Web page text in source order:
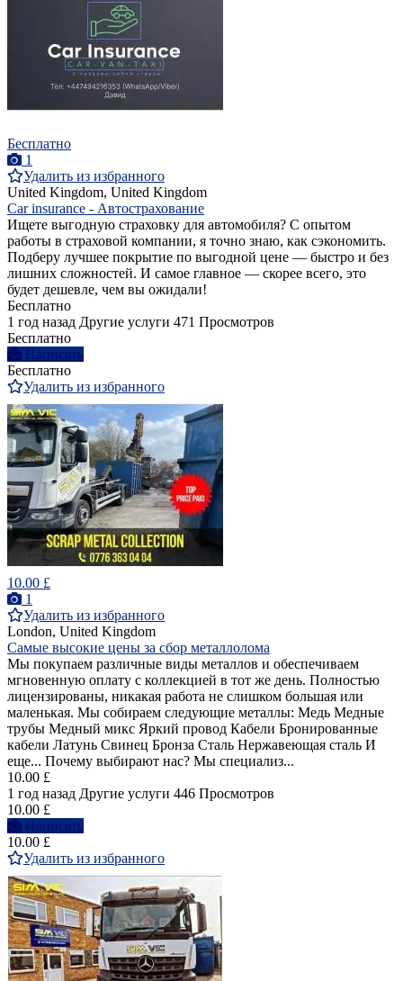
Бесплатно
1
Удалить из избранного
United Kingdom, United Kingdom
Car insurance - Автострахование
Ищете выгодную страховку для автомобиля? С опытом
работы в страховой компании, я точно знаю, как сэкономить.
Подберу лучшее покрытие по выгодной цене — быстро и без
лишних сложностей. И самое главное — скорее всего, это
будет дешевле, чем вы ожидали!
Бесплатно
1 год назад Другие услуги 471 Просмотров
Бесплатно
Написать
Бесплатно
Удалить из избранного
10.00 £
1
Удалить из избранного
London, United Kingdom
Самые высокие цены за сбор металлолома
Мы покупаем различные виды металлов и обеспечиваем
мгновенную оплату с коллекцией в тот же день. Полностью
лицензированы, никакая работа не слишком большая или
маленькая. Мы собираем следующие металлы: Медь Медные
трубы Медный микс Яркий провод Кабели Бронированные
кабели Латунь Свинец Бронза Сталь Нержавеющая сталь И
еще... Почему выбирают нас? Мы специализ...
10.00 £
1 год назад Другие услуги 446 Просмотров
10.00 £
Написать
10.00 £
Удалить из избранного